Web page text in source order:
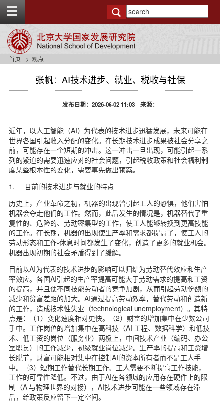
g
t
首页 观点
张帆：AI技术进步、就业、税收与社保
发布日期：2026-06-02 11:03 来源：
近年，以人工智能（AI）为代表的技术进步迅猛发展，未来可能在
世界各国引起收入分配的变化。在长期技术进步成果被社会分享之
前，可能存在一个短期的冲击。这一冲击一旦出现，可能引起一系
列的紧迫的需要迅速应对的社会问题，引起税收政策和社会福利制
度某些根本性的变化，需要事先做出预案。
1. 目前的技术进步与就业的特点
历史上，产业革命之初，机器的出现曾引起工人的恐惧，他们害怕
机器会夺走他们的工作。然而，此后发生的情况是，机器替代了重
复性的、危险的、劳动密集型的工作，使工人能够转换到更高技能
的工作。在长期，机器的出现使生产率和需求都提高了，使工人的
劳动形态和工作-休息时间都发生了变化，创造了更多的就业机会。
机器出现初期的社会矛盾得到了缓解。
目前以AI为代表的技术进步的影响可以归结为劳动替代效应和生产
率效应。各国AI引起的生产率提高可能大于劳动需求的提高和工资
的提高，并且使不同技能劳动者的竞争加剧，从而引起劳动份额的
减少和贫富差距的加大。AI通过提高劳动效率，替代劳动和创造新
的工作，造成技术性失业（technological unemployment）。其特
点是：（1）变化速度相对更快。（2）财富的增加集中在少数公司
手中。工作岗位的增加集中在高科技（AI 工程、数据科学）和低技
术、低工资的岗位（服务业）两极上，中间技术产业（编码、办公
室职员）的工作减少，初级就业岗位减少。生产率的提高和工资增
长脱节，财富可能相对集中在控制AI的资本所有者而不是工人手
中。（3）短期工作替代长期工作。工人需要不断提高工作技能，
工作的可靠性降低。不过，由于AI在各领域的应用存在硬件上的限
制（AI与物理世界的对接），AI技术进步可能在一些领域存在滞
后，给政策反应留下一定空间。